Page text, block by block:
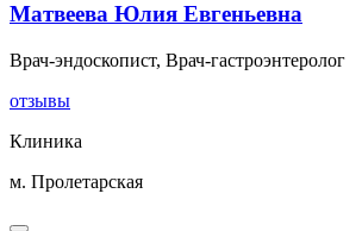
Матвеева Юлия Евгеньевна
Врач-эндоскопист, Врач-гастроэнтеролог
отзывы
Клиника
м. Пролетарская